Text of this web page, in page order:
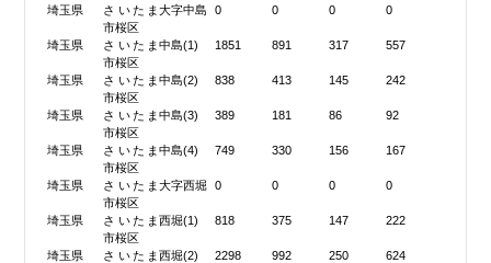
埼玉県
さいたま
市桜区
大字中島 0 0 0 0
埼玉県
さいたま
市桜区
中島(1) 1851 891 317 557
埼玉県
さいたま
市桜区
中島(2) 838 413 145 242
埼玉県
さいたま
市桜区
中島(3) 389 181 86 92
埼玉県
さいたま
市桜区
中島(4) 749 330 156 167
埼玉県
さいたま
市桜区
大字西堀 0 0 0 0
埼玉県
さいたま
市桜区
西堀(1) 818 375 147 222
埼玉県
さいたま西堀(2) 2298 992 250 624